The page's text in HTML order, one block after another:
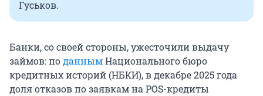
Гуськов.
Банки, со своей стороны, ужесточили выдачу
займов: поданнымНационального бюро
кредитных историй (НБКИ), в декабре 2025 года
доля отказов по заявкам на POS-кредиты